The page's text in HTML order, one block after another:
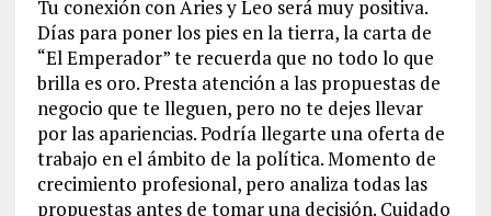
Tu conexión con Aries y Leo será muy positiva.
Días para poner los pies en la tierra, la carta de
“El Emperador” te recuerda que no todo lo que
brilla es oro. Presta atención a las propuestas de
negocio que te lleguen, pero no te dejes llevar
por las apariencias. Podría llegarte una oferta de
trabajo en el ámbito de la política. Momento de
crecimiento profesional, pero analiza todas las
propuestas antes de tomar una decisión. Cuidado